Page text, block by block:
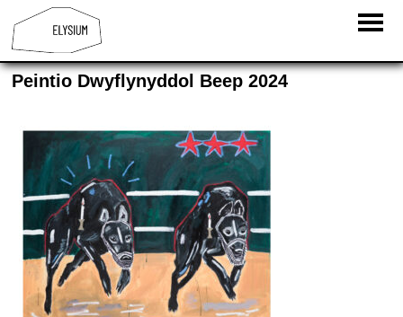
Peintio Dwyflynyddol Beep 2024